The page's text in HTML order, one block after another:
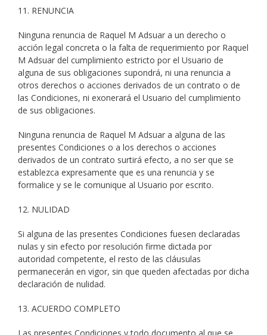
11. RENUNCIA
Ninguna renuncia de Raquel M Adsuar a un derecho o
acción legal concreta o la falta de requerimiento por Raquel
M Adsuar del cumplimiento estricto por el Usuario de
alguna de sus obligaciones supondrá, ni una renuncia a
otros derechos o acciones derivados de un contrato o de
las Condiciones, ni exonerará el Usuario del cumplimiento
de sus obligaciones.
Ninguna renuncia de Raquel M Adsuar a alguna de las
presentes Condiciones o a los derechos o acciones
derivados de un contrato surtirá efecto, a no ser que se
establezca expresamente que es una renuncia y se
formalice y se le comunique al Usuario por escrito.
12. NULIDAD
Si alguna de las presentes Condiciones fuesen declaradas
nulas y sin efecto por resolución firme dictada por
autoridad competente, el resto de las cláusulas
permanecerán en vigor, sin que queden afectadas por dicha
declaración de nulidad.
13. ACUERDO COMPLETO